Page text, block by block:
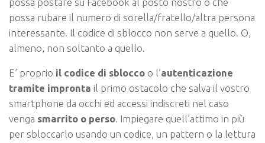
possa rubare il numero di sorella/fratello/altra persona
interessante. Il codice di sblocco non serve a quello. O,
almeno, non soltanto a quello.
E’ proprio il codice di sblocco o l’autenticazione
tramite impronta il primo ostacolo che salva il vostro
smartphone da occhi ed accessi indiscreti nel caso
venga smarrito o perso. Impiegare quell’attimo in più
per sbloccarlo usando un codice, un pattern o la lettura